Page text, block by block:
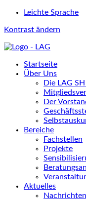
Leichte Sprache
Kontrast ändern
Startseite
Über Uns
Die LAG
Der
Bereiche
Fachstellen
Projekte
Aktuelles
Nachrichten